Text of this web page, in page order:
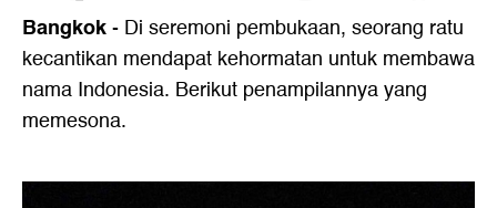
Bangkok- Di seremoni pembukaan, seorang ratu
kecantikan mendapat kehormatan untuk membawa
nama Indonesia. Berikut penampilannya yang
memesona.